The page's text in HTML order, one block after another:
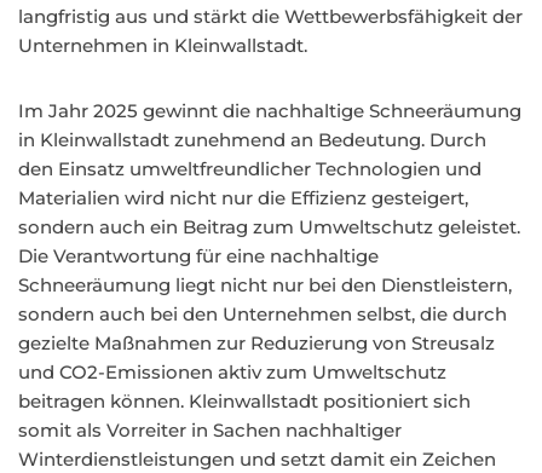
langfristig aus und stärkt die Wettbewerbsfähigkeit der
Unternehmen in Kleinwallstadt.
Im Jahr 2025 gewinnt die nachhaltige Schneeräumung
in Kleinwallstadt zunehmend an Bedeutung. Durch
den Einsatz umweltfreundlicher Technologien und
Materialien wird nicht nur die Effizienz gesteigert,
sondern auch ein Beitrag zum Umweltschutz geleistet.
Die Verantwortung für eine nachhaltige
Schneeräumung liegt nicht nur bei den Dienstleistern,
sondern auch bei den Unternehmen selbst, die durch
gezielte Maßnahmen zur Reduzierung von Streusalz
und CO2-Emissionen aktiv zum Umweltschutz
beitragen können. Kleinwallstadt positioniert sich
somit als Vorreiter in Sachen nachhaltiger
Winterdienstleistungen und setzt damit ein Zeichen